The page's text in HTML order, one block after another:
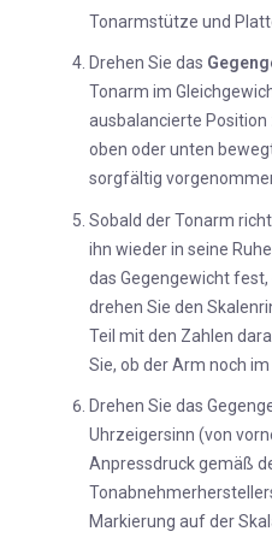
Tonarmstütze und
Drehen Sie das
Tonarm im
ausbalancierte
oben oder unten
sorgfältig
Sobald der Tonarm
ihn wieder in seine
das Gegengewicht
drehen Sie den
Teil mit den Zahlen
Sie, ob der Arm noch
Drehen Sie das
Uhrzeigersinn (von
Anpressdruck gemäß
Markierung auf der